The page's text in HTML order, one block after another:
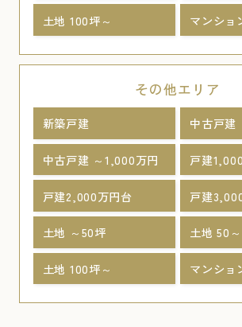
土地 100坪～ マンショ
その他エリア
新築戸建 中古戸建
中古戸建 ～1,000万円 戸建
戸建2,000万円台 戸建
土地 ～50坪 土地 50
土地 100坪～ マンショ